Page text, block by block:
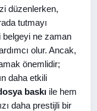
düzenlerken,
tutmayı
belgeyi ne zaman
olur. Ancak,
önemlidir;
daha etkili
baskı ile hem
daha prestijli bir